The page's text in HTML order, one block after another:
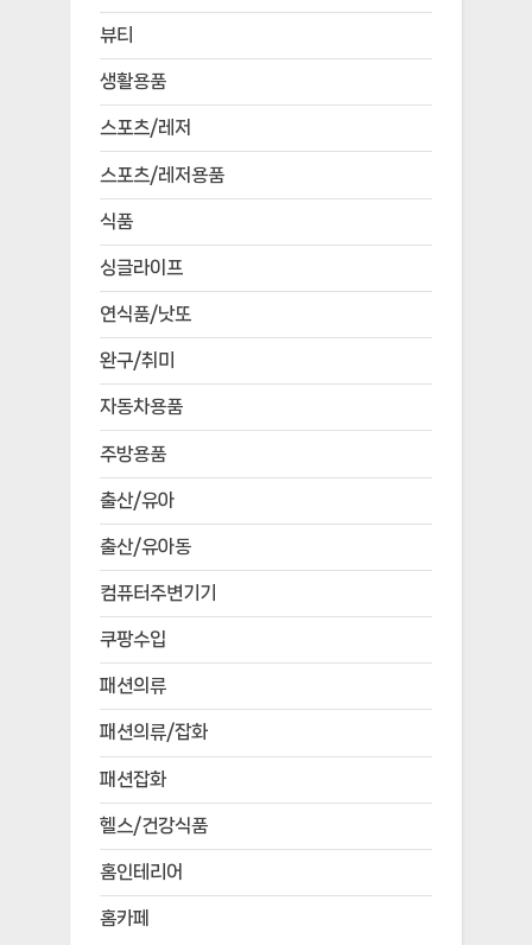
뷰티
생활용품
스포츠/레저
스포츠/레저용품
식품
싱글라이프
연식품/낫또
완구/취미
자동차용품
주방용품
출산/유아
출산/유아동
컴퓨터주변기기
쿠팡수입
패션의류
패션의류/잡화
패션잡화
헬스/건강식품
홈인테리어
홈카페